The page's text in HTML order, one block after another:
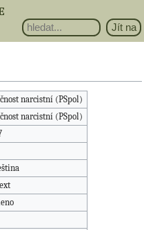
narcistní (PSpol)
narcistní (PSpol)